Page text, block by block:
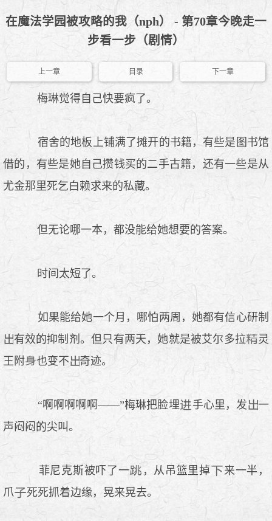
在魔法学园被攻略的我（nph） - 第70章今晚走一
步看一步（剧情）
上一章 目录 下一章
梅琳觉得自己快要疯了。
宿舍的地板上铺满了摊开的书籍，有些是图书馆
借的，有些是她自己攒钱买的二手古籍，还有一些是从
尤金那里死乞白赖求来的私藏。
但无论哪一本，都没能给她想要的答案。
时间太短了。
如果能给她一个月，哪怕两周，她都有信心研制
有效的抑制剂。但只有两天，她就是被艾尔多拉
灵
王附
也变不 奇迹。
“啊啊啊啊啊——”梅琳把脸埋 手心里，发
一
声闷闷的尖叫。
菲尼克斯被吓了一 ，从吊篮里掉
来一半，
爪
死死抓着边缘，晃来晃去。